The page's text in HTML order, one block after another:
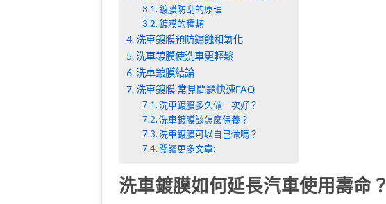
鍍膜防刮的原理
鍍膜的種類
洗車鍍膜預防鏽蝕和氧化
洗車鍍膜使洗車更輕鬆
洗車鍍膜結論
洗車鍍膜 常見問題快速FAQ
洗車鍍膜多久做一次好？
洗車鍍膜該怎麼保養？
洗車鍍膜可以自己做嗎？
閱讀更多文章:
洗車鍍膜如何延長汽車使用壽命？